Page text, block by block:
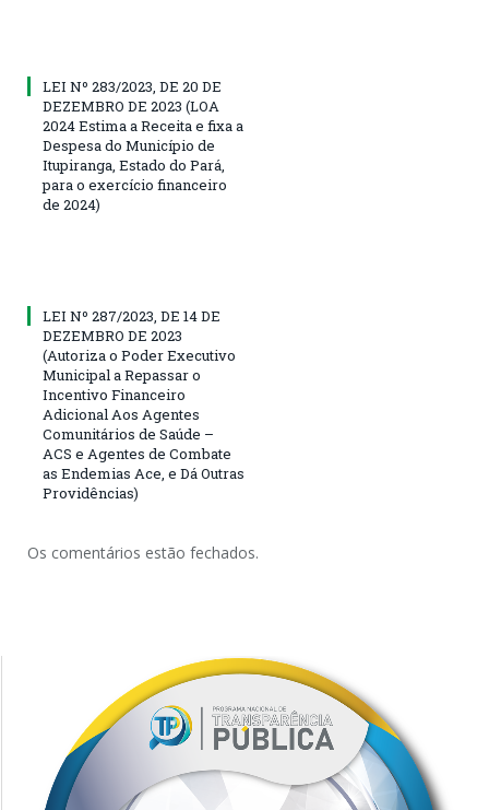
LEI Nº 283/2023, DE 20 DE
DEZEMBRO DE 2023 (LOA
2024 Estima a Receita e fixa a
Despesa do Município de
Itupiranga, Estado do Pará,
para o exercício financeiro
de 2024)
LEI Nº 287/2023, DE 14 DE
DEZEMBRO DE 2023
(Autoriza o Poder Executivo
Municipal a Repassar o
Incentivo Financeiro
Adicional Aos Agentes
Comunitários de Saúde –
ACS e Agentes de Combate
as Endemias Ace, e Dá Outras
Providências)
Os comentários estão fechados.